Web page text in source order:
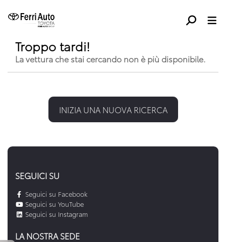
Troppo tardi!
La vettura che stai cercando non è più disponibile.
INIZIA UNA NUOVA RICERCA
SEGUICI SU
Seguici su Facebook
Seguici su YouTube
Seguici su Instagram
LA NOSTRA SEDE